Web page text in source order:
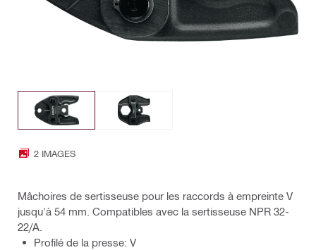
2 IMAGES
Mâchoires de sertisseuse pour les raccords à empreinte V
jusqu'à 54 mm. Compatibles avec la sertisseuse NPR 32-
22/A.
Profilé de la presse: V